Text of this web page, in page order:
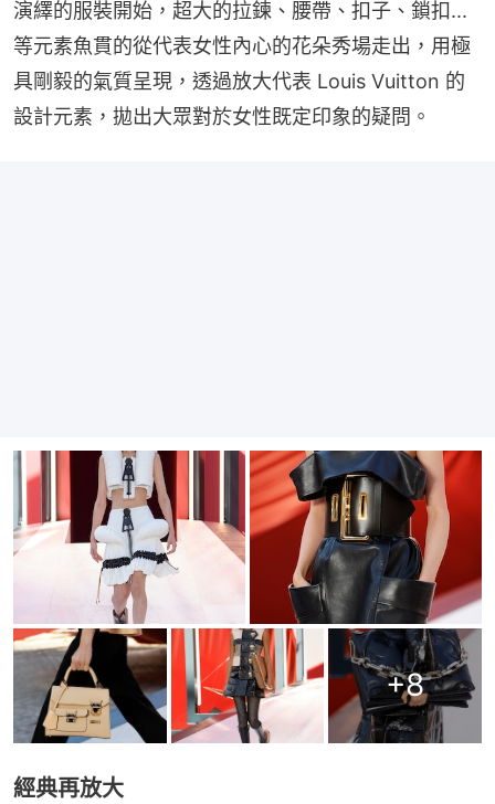
演繹的服裝開始，超大的拉鍊、腰帶、扣子、鎖扣...
等元素魚貫的從代表女性內心的花朵秀場走出，用極
具剛毅的氣質呈現，透過放大代表 Louis Vuitton 的
設計元素，拋出大眾對於女性既定印象的疑問。
+8
經典再放大